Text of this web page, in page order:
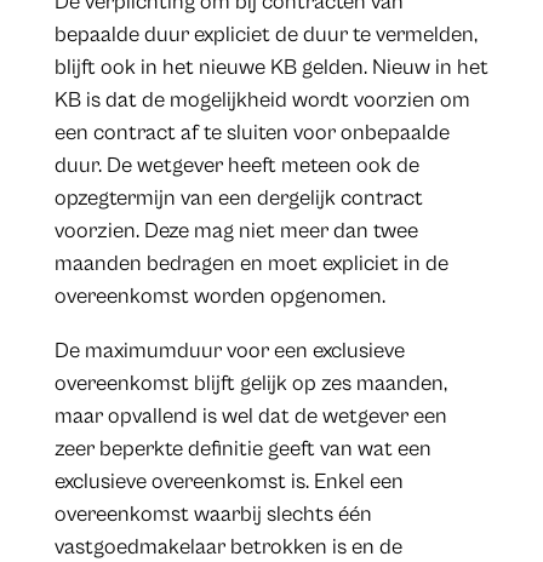
bepaalde duur expliciet de duur te vermelden,
blijft ook in het nieuwe KB gelden. Nieuw in het
KB is dat de mogelijkheid wordt voorzien om
een contract af te sluiten voor onbepaalde
duur. De wetgever heeft meteen ook de
opzegtermijn van een dergelijk contract
voorzien. Deze mag niet meer dan twee
maanden bedragen en moet expliciet in de
overeenkomst worden opgenomen.
De maximumduur voor een exclusieve
overeenkomst blijft gelijk op zes maanden,
maar opvallend is wel dat de wetgever een
zeer beperkte definitie geeft van wat een
exclusieve overeenkomst is. Enkel een
overeenkomst waarbij slechts één
vastgoedmakelaar betrokken is en de